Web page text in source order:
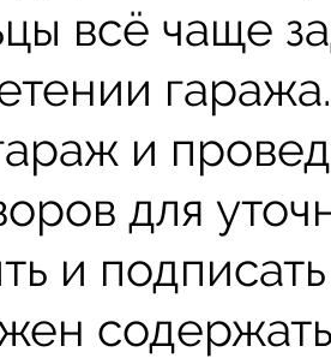
всё чаще
и
для
и